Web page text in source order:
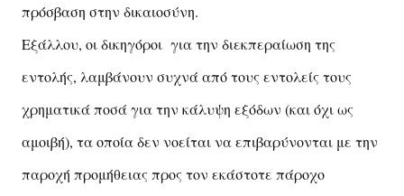
πρόσβαση στην δικαιοσύνη.
Εξάλλου, οι δικηγόροι για την διεκπεραίωση της
εντολής, λαμβάνουν συχνά από τους εντολείς τους
χρηματικά ποσά για την κάλυψη εξόδων (και όχι ως
αμοιβή), τα οποία δεν νοείται να επιβαρύνονται με την
παροχή προμήθειας προς τον εκάστοτε πάροχο